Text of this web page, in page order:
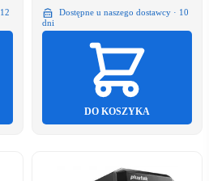
Dostępne u naszego dostawcy · 10
dni
DO KOSZYKA